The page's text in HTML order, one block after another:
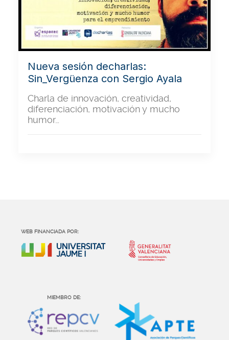
Nueva sesión decharlas:
Sin_Vergüenza con Sergio Ayala
Charla de innovación, creatividad,
diferenciación, motivación y mucho
humor…
WEB FINANCIADA POR:
MIEMBRO DE: